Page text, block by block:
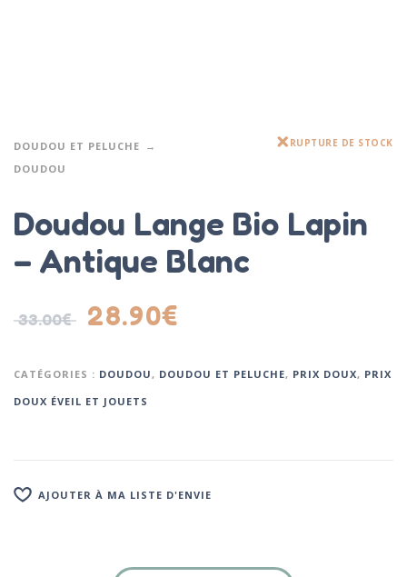
DOUDOU ET PELUCHE
DOUDOU
RUPTURE DE STOCK
Doudou Lange Bio Lapin
– Antique Blanc
33.00€ 28.90€
CATÉGORIES : DOUDOU, DOUDOU ET PELUCHE, PRIX DOUX, PRIX
DOUX ÉVEIL ET JOUETS
AJOUTER À MA LISTE D'ENVIE